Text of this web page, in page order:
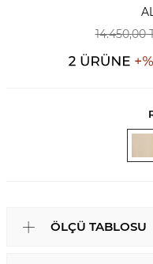
14.450,00
ÖLÇÜ TABLOSU